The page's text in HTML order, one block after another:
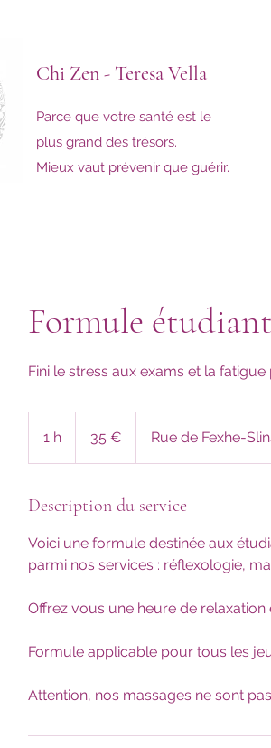
Chi Zen - Teresa Vella
Parce que votre santé est le
plus grand des trésors.
Mieux vaut prévenir que guérir.
Formule
Fini le stress aux exams et la
1 h 35 € Rue de Fexhe-
Description du service
Voici une formule destinée aux
parmi nos services : réflexologie,
Offrez vous une heure de
Formule applicable pour tous les
Attention, nos massages ne sont